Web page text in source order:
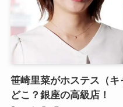
笹崎里菜がホステス（
どこ？銀座の高級店！